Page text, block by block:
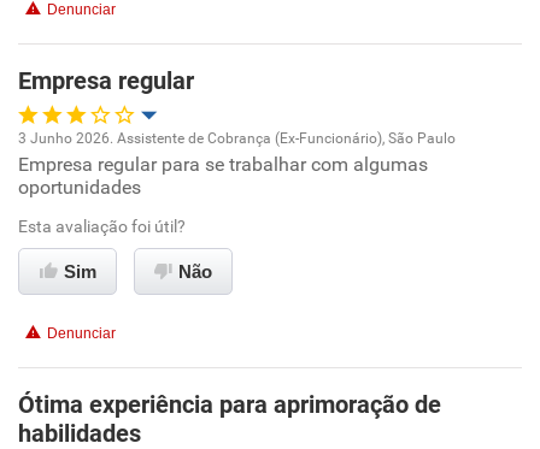
Recomenda esta empresa
Recomenda a diretoria
Denunciar
Empresa regular
Oportunidade de promoção
Ambiente de trabalho
Conciliação com a vida familiar
Não recomenda esta empresa
3 Junho 2026. Assistente de Cobrança (Ex-Funcionário), São Paulo
Empresa regular para se trabalhar com algumas
oportunidades
Esta avaliação foi útil?
Sim Não
Denunciar
Ótima experiência para aprimoração de
habilidades